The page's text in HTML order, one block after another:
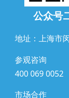
公众号
地址：上海市
参观咨询
400 069 0052
市场合作